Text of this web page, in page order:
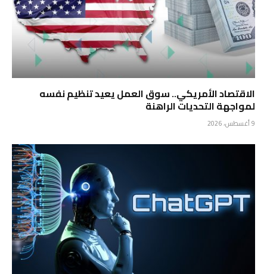
الاقتصاد الأمريكي.. سوق العمل يعيد تنظيم نفسه
لمواجهة التحديات الراهنة
9 أغسطس، 2026